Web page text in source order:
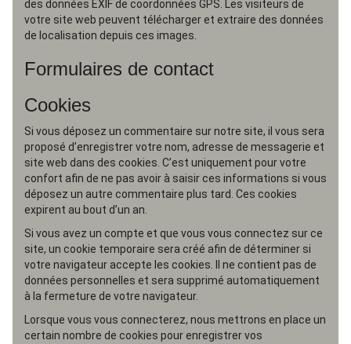
des données EXIF de coordonnées GPS. Les visiteurs de
votre site web peuvent télécharger et extraire des données
de localisation depuis ces images.
Formulaires de contact
Cookies
Si vous déposez un commentaire sur notre site, il vous sera
proposé d’enregistrer votre nom, adresse de messagerie et
site web dans des cookies. C’est uniquement pour votre
confort afin de ne pas avoir à saisir ces informations si vous
déposez un autre commentaire plus tard. Ces cookies
expirent au bout d’un an.
Si vous avez un compte et que vous vous connectez sur ce
site, un cookie temporaire sera créé afin de déterminer si
votre navigateur accepte les cookies. Il ne contient pas de
données personnelles et sera supprimé automatiquement
à la fermeture de votre navigateur.
Lorsque vous vous connecterez, nous mettrons en place un
certain nombre de cookies pour enregistrer vos